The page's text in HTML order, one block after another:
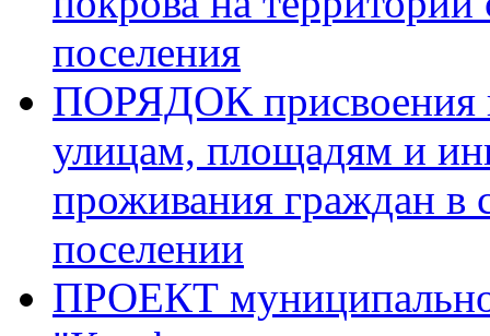
поселения
ПОРЯДОК присвоения
улицам, площадям и
проживания граждан в
поселении
ПРОЕКТ